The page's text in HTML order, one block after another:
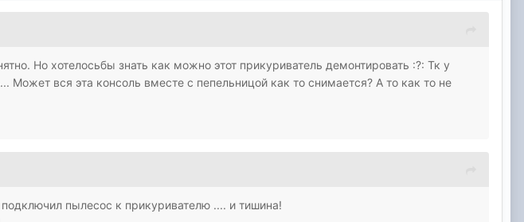
Но хотелосьбы знать как можно этот прикуриватель демонтировать :?: Тк у
Может вся эта консоль вместе с пепельницой как то снимается? А то как то не
пылесос к прикуривателю .... и тишина!